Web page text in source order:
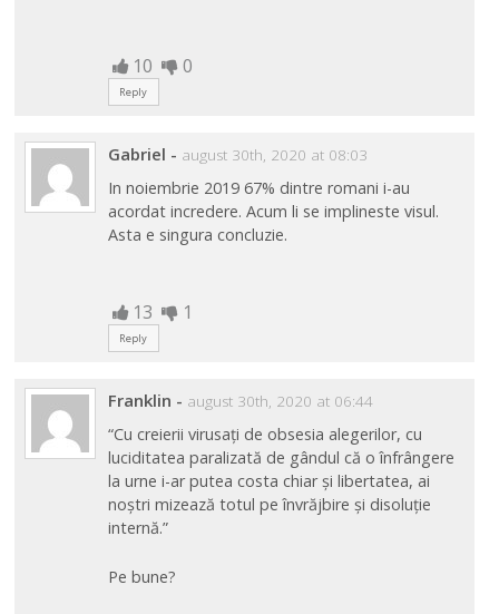
10 0
Reply
Gabriel - august 30th, 2020 at 08:03
In noiembrie 2019 67% dintre romani i-au
acordat incredere. Acum li se implineste visul.
Asta e singura concluzie.
13 1
Reply
Franklin - august 30th, 2020 at 06:44
“Cu creierii virusați de obsesia alegerilor, cu
luciditatea paralizată de gândul că o înfrângere
la urne i-ar putea costa chiar și libertatea, ai
noștri mizează totul pe învrăjbire și disoluție
internă.”
Pe bune?